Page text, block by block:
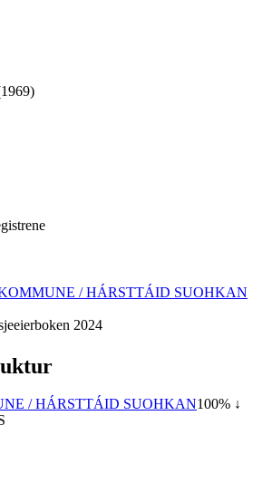
1969)
/ HÁRSTTÁID SUOHKAN
2024
/ HÁRSTTÁID SUOHKAN100% ↓